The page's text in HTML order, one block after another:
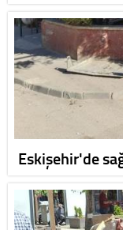
Eskişehir'de